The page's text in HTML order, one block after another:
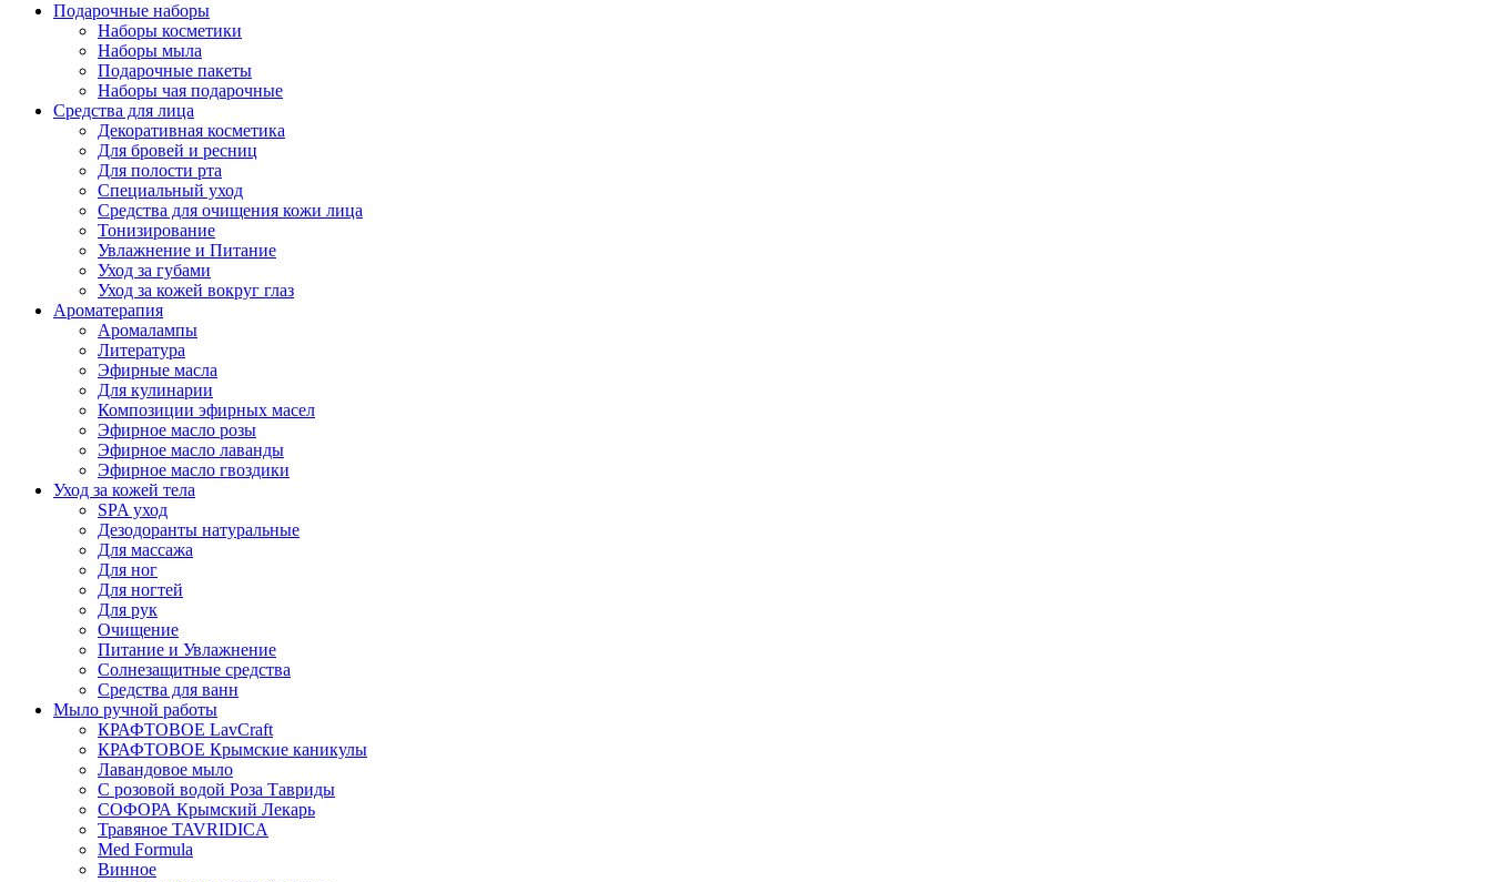
Подарочные наборы
Наборы косметики
Наборы мыла
Подарочные пакеты
Наборы чая подарочные
Средства для лица
Декоративная косметика
Для бровей и ресниц
Для полости рта
Специальный уход
Средства для очищения кожи лица
Тонизирование
Увлажнение и Питание
Уход за губами
Уход за кожей вокруг глаз
Ароматерапия
Аромалампы
Литература
Эфирные масла
Для кулинарии
Композиции эфирных масел
Эфирное масло розы
Эфирное масло лаванды
Эфирное масло гвоздики
Уход за кожей тела
SPA уход
Дезодоранты натуральные
Для массажа
Для ног
Для ногтей
Для рук
Очищение
Питание и Увлажнение
Солнезащитные средства
Средства для ванн
Мыло ручной работы
КРАФТОВОЕ LavCraft
КРАФТОВОЕ Крымские каникулы
Лавандовое мыло
С розовой водой Роза Тавриды
СОФОРА Крымский Лекарь
Травяное TAVRIDICA
Med Formula
Винное